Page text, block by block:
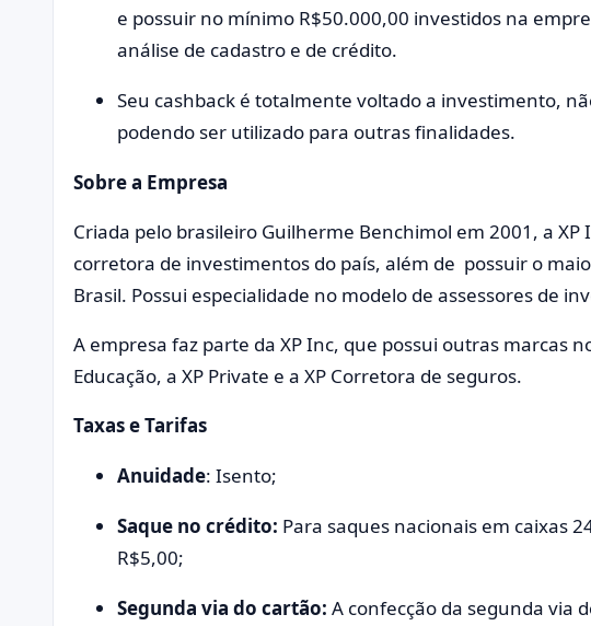
e possuir no mínimo R$50.000,00 investidos na
análise de cadastro e de crédito.
Seu cashback é totalmente voltado a investimento,
podendo ser utilizado para outras finalidades.
Sobre a Empresa
Criada pelo brasileiro Guilherme Benchimol em 2001, a
corretora de investimentos do país, além de possuir o
Brasil. Possui especialidade no modelo de assessores de
A empresa faz parte da XP Inc, que possui outras marcas
Educação, a XP Private e a XP Corretora de seguros.
Taxas e Tarifas
Anuidade: Isento;
Saque no crédito: Para saques nacionais em caixas
R$5,00;
Segunda via do cartão: A confecção da segunda via